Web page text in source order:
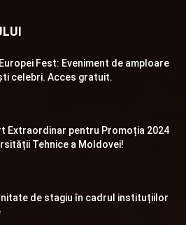
Fest: Eveniment de amploare
celebri. Acces gratuit.
Extraordinar pentru Promoția 2024
Tehnice a Moldovei!
de stagiu în cadrul instituțiilor